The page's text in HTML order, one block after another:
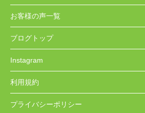
お客様の声一覧
ブログトップ
Instagram
利用規約
プライバシーポリシー